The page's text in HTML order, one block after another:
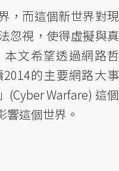
，而這個新世界對現
忽視，使得虛擬與真
文希望透過網路哲
的主要網路大事
」(Cyber Warfare) 這個
這個世界。